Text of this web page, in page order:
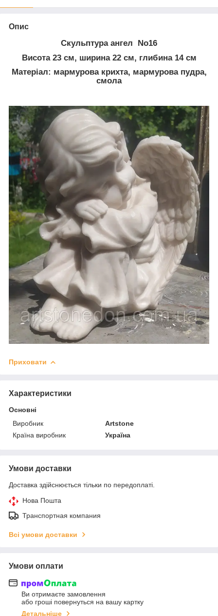
Опис
Скульптура ангел No16
Висота 23 см, ширина 22 см, глибина 14 см
Матеріал: мармурова крихта, мармурова пудра,
смола
Приховати
Характеристики
Основні
Виробник
Artstone
Країна виробник
Україна
Умови доставки
Доставка здійснюється тільки по передоплаті.
Нова Пошта
Транспортная компания
Всі умови доставки
Умови оплати
Ви отримаєте замовлення
або гроші повернуться на вашу картку
Детальніше